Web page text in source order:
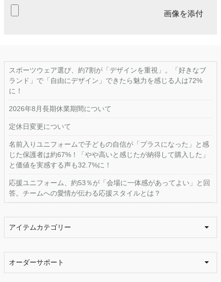
画像を添付
スポーツウェア選び、約7割が「デザインを重視」。「好きなブ
ランド」で「自由にデザイン」できたら魅力を感じる人は72%
に！
2026年8月長期休業期間について
定休日変更について
名前入りユニフォームで子どもの自信が「プラスになった」と感
じた保護者は約67%！「やや高いと感じたが納得して購入した」
と価値を実感する声も32.7%に！
応援ユニフォーム、約53％が「会場に一体感があってよい」と回
答。チームへの愛情が伝わる応援スタイルとは？
アイテムカテゴリー
オーダーサポート